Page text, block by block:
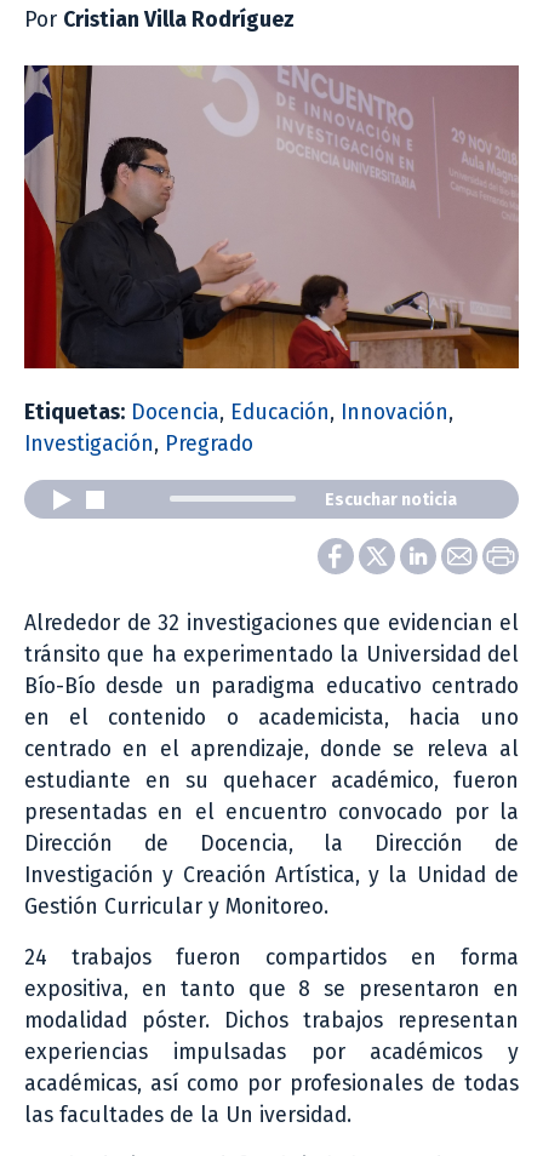
Por Cristian Villa Rodríguez
Etiquetas: Docencia, Educación, Innovación,
Investigación, Pregrado
Escuchar noticia
Alrededor de 32 investigaciones que evidencian el
tránsito que ha experimentado la Universidad del
Bío-Bío desde un paradigma educativo centrado
en el contenido o academicista, hacia uno
centrado en el aprendizaje, donde se releva al
estudiante en su quehacer académico, fueron
presentadas en el encuentro convocado por la
Dirección de Docencia, la Dirección de
Investigación y Creación Artística, y la Unidad de
Gestión Curricular y Monitoreo.
24 trabajos fueron compartidos en forma
expositiva, en tanto que 8 se presentaron en
modalidad póster. Dichos trabajos representan
experiencias impulsadas por académicos y
académicas, así como por profesionales de todas
las facultades de la Un iversidad.